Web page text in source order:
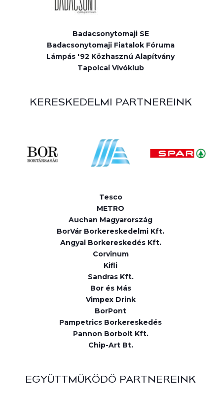
Badacsonytomaji SE
Badacsonytomaji Fiatalok Fóruma
Lámpás '92 Közhasznú Alapítvány
Tapolcai Vívóklub
KERESKEDELMI PARTNEREINK
Tesco
METRO
Auchan Magyarország
BorVár Borkereskedelmi Kft.
Angyal Borkereskedés Kft.
Corvinum
Kifli
Sandras Kft.
Bor és Más
Vimpex Drink
BorPont
Pampetrics Borkereskedés
Pannon Borbolt Kft.
Chip-Art Bt.
EGYÜTTMŰKÖDŐ PARTNEREINK